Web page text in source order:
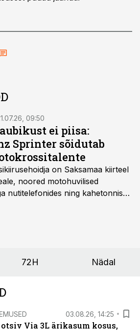
09:50
ei piisa:
Sprinter sõidutab
on Saksamaa kiirteel
noored motohuvilised
nutitelefonides ning kahetonnises
72H Nädal
03.08.26, 14:25
Via 3L ärikasum kosus,